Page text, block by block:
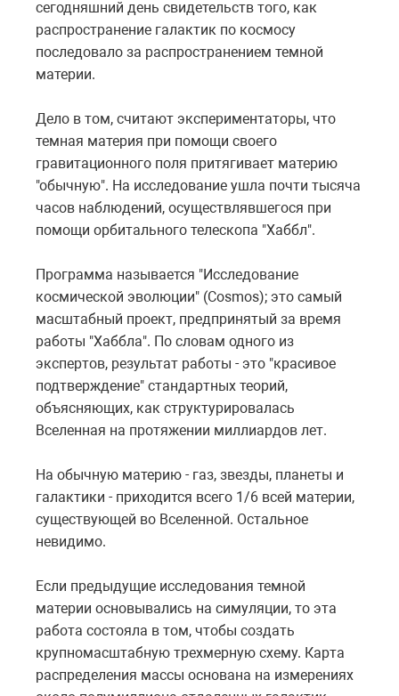
сегодняшний день свидетельств того, как
распространение галактик по космосу
последовало за распространением темной
материи.
Дело в том, считают экспериментаторы, что
темная материя при помощи своего
гравитационного поля притягивает материю
"обычную". На исследование ушла почти тысяча
часов наблюдений, осуществлявшегося при
помощи орбитального телескопа "Хаббл".
Программа называется "Исследование
космической эволюции" (Cosmos); это самый
масштабный проект, предпринятый за время
работы "Хаббла". По словам одного из
экспертов, результат работы - это "красивое
подтверждение" стандартных теорий,
объясняющих, как структурировалась
Вселенная на протяжении миллиардов лет.
На обычную материю - газ, звезды, планеты и
галактики - приходится всего 1/6 всей материи,
существующей во Вселенной. Остальное
невидимо.
Если предыдущие исследования темной
материи основывались на симуляции, то эта
работа состояла в том, чтобы создать
крупномасштабную трехмерную схему. Карта
распределения массы основана на измерениях